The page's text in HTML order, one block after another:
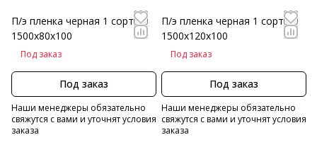
П/э пленка черная 1 сорт
1500х80х100
Под заказ
Под заказ
Наши менеджеры обязательно
свяжутся с вами и уточнят условия
заказа
П/э пленка черная 1 сорт
1500х120х100
Под заказ
Под заказ
Наши менеджеры обязательно
свяжутся с вами и уточнят условия
заказа